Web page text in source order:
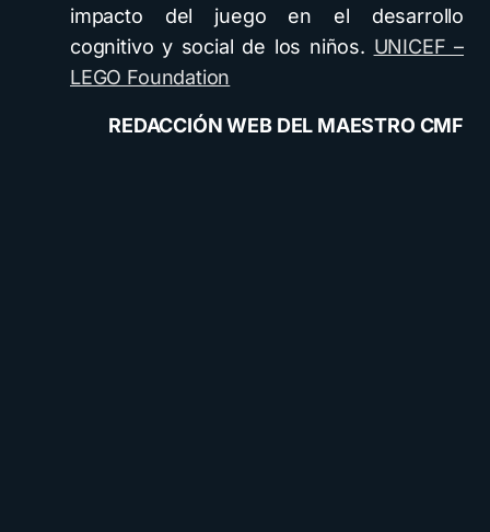
impacto del juego en el desarrollo
cognitivo y social de los niños. UNICEF –
LEGO Foundation
REDACCIÓN WEB DEL MAESTRO CMF